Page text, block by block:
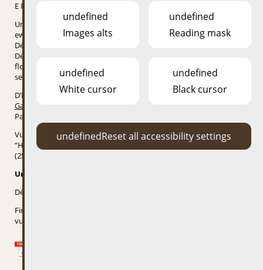
E Paradäis fir Kanner, mee net nëmmen.
Um Escher Gaalgebierg, just e Kazesprong vum Escher Zentrum
ewech, deelen sech Réi, Geessebéck, Huesen an eng ganz Rei aner
Déiere en Areal vun 2 ha. Am ganze sinn et 150 Vertrieder vu 25
Déierenaarten. Am Déierepark ginn et awer och zwou Spillplazen a
flott Ecker fir
sech ze erhuelen.
D’Entrée ass gratis an de Park mécht ni zou. Profitéiert vum
Gaalgebus
Parking, Pavillon Gaalgebierg et Camping/Déierepark).
Vun Dënschdes bis Freides ginn ob Ufro geféiert Visitte vum
“Heemelwee” fir Gruppe vu 5-12 Leit ab 4 Joer ugebueden
(25€/Grupp). D’Visitte sin op Lëtzebuergesch.
Umeldung iwwer Telefon um (+352) 2754 3752.
Dënschdes ass den “Heemelwee” vu 15-16 Auer fräi zougänglech.
Fir Schoulklassen a Maison Relaise sinn d’Visitte gratis fir e Grupp
vu 15 Kanner.
undefined
Images alts
undefined
Reading mask
undefined
White cursor
undefined
Black cursor
undefinedReset all accessibility settings